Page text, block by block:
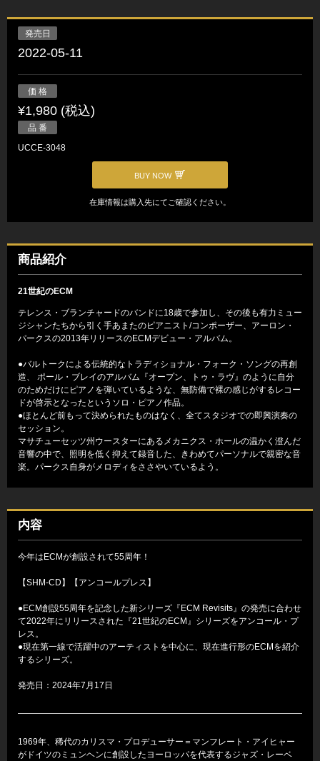
発売日
2022-05-11
価 格
¥1,980 (税込)
品 番
UCCE-3048
BUY NOW
在庫情報は購入先にてご確認ください。
商品紹介
21世紀のECM
テレンス・ブランチャードのバンドに18歳で参加し、その後も有力ミュー
ジシャンたちから引く手あまたのピアニスト/コンポーザー、アーロン・
パークスの2013年リリースのECMデビュー・アルバム。
●バルトークによる伝統的なトラディショナル・フォーク・ソングの再創
造、 ポール・ブレイのアルバム『オープン、トゥ・ラヴ』のように自分
のためだけにピアノを弾いているような、無防備で裸の感じがするレコー
ドが啓示となったというソロ・ピアノ作品。
●ほとんど前もって決められたものはなく、全てスタジオでの即興演奏の
セッション。
マサチューセッツ州ウースターにあるメカニクス・ホールの温かく澄んだ
音響の中で、照明を低く抑えて録音した、きわめてパーソナルで親密な音
楽。パークス自身がメロディをささやいているよう。
内容
今年はECMが創設されて55周年！
【SHM-CD】【アンコールプレス】
●ECM創設55周年を記念した新シリーズ『ECM Revisits』の発売に合わせ
て2022年にリリースされた『21世紀のECM』シリーズをアンコール・プ
レス。
●現在第一線で活躍中のアーティストを中心に、現在進行形のECMを紹介
するシリーズ。
発売日：2024年7月17日
1969年、稀代のカリスマ・プロデューサー＝マンフレート・アイヒャー
がドイツのミュンヘンに創設したヨーロッパを代表するジャズ・レーベ